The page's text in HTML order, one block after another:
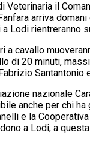
il
arriva
Lodi rientreranno
a cavallo
di 20 minuti,
nazionale
anche per chi
e la
a Lodi, a